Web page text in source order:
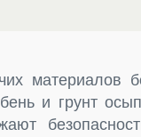
материалов
и грунт